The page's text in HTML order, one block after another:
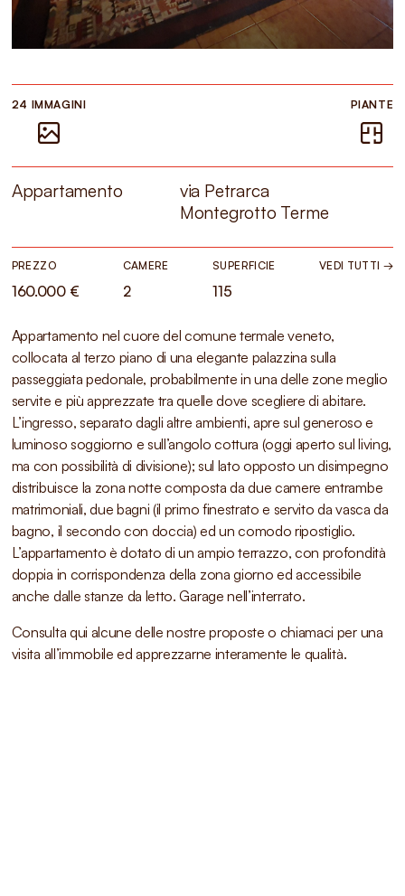
24 IMMAGINI PIANTE
Appartamento
via Petrarca
Montegrotto Terme
PREZZO
160.000 €
CAMERE
2
SUPERFICIE
115
VEDI TUTTI →
Appartamento nel cuore del comune termale veneto,
collocata al terzo piano di una elegante palazzina sulla
passeggiata pedonale, probabilmente in una delle zone meglio
servite e più apprezzate tra quelle dove scegliere di abitare.
L’ingresso, separato dagli altre ambienti, apre sul generoso e
luminoso soggiorno e sull’angolo cottura (oggi aperto sul living,
ma con possibilità di divisione); sul lato opposto un disimpegno
distribuisce la zona notte composta da due camere entrambe
matrimoniali, due bagni (il primo finestrato e servito da vasca da
bagno, il secondo con doccia) ed un comodo ripostiglio.
L’appartamento è dotato di un ampio terrazzo, con profondità
doppia in corrispondenza della zona giorno ed accessibile
anche dalle stanze da letto. Garage nell’interrato.
Consulta qui alcune delle nostre proposte o chiamaci per una
visita all’immobile ed apprezzarne interamente le qualità.